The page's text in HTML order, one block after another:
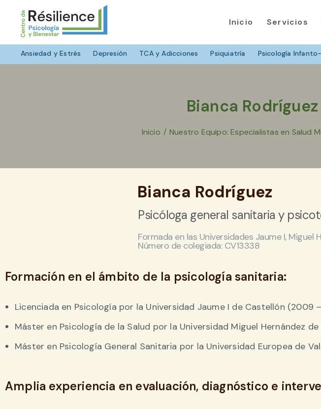
Ansiedad y Estrés Depresión TCA y Adicciones Psiquiatría Psicología
Inicio Servicios
Bianca
Inicio / Nuestro Equipo: Especialistas en Salud
Bianca Rodríguez
Psicóloga general sanitaria y
Formada en las Universidades Jaume I, Miguel
Número de colegiada: CV13338
Formación en el ámbito de la psicología sanitaria:
Licenciada en Psicología por la Universidad Jaume I de Castellón (2009
Máster en Psicología de la Salud por la Universidad Miguel Hernández
Máster en Psicología General Sanitaria por la Universidad Europea de
Amplia experiencia en evaluación, diagnóstico e